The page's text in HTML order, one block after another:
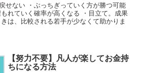
せない ・ぶっちぎっていく方が勝つ可能
れていく確率が高くなる ・目立て。成果
は、比較される若手が少なくて助かりま
【努力不要】凡人が楽してお金持
ちになる方法